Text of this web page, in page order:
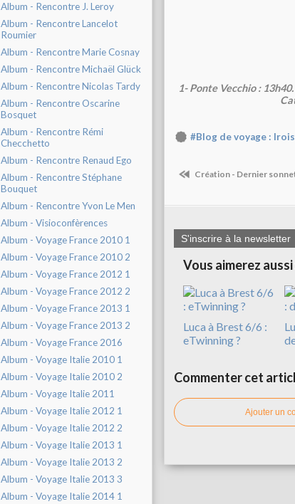
Album - Rencontre J. Leroy
Album - Rencontre Lancelot
Roumier
Album - Rencontre Marie Cosnay
Album - Rencontre Michaël Glück
Album - Rencontre Nicolas Tardy
Album - Rencontre Oscarine
Bosquet
Album - Rencontre Rémi
Checchetto
Album - Rencontre Renaud Ego
Album - Rencontre Stéphane
Bouquet
Album - Rencontre Yvon Le Men
Album - Visioconfèrences
Album - Voyage France 2010 1
Album - Voyage France 2010 2
Album - Voyage France 2012 1
Album - Voyage France 2012 2
Album - Voyage France 2013 1
Album - Voyage France 2013 2
Album - Voyage France 2016
Album - Voyage Italie 2010 1
Album - Voyage Italie 2010 2
Album - Voyage Italie 2011
Album - Voyage Italie 2012 1
Album - Voyage Italie 2012 2
Album - Voyage Italie 2013 1
Album - Voyage Italie 2013 2
Album - Voyage Italie 2013 3
Album - Voyage Italie 2014 1
1- Ponte Vecchio :
#Blog de voyage :
Création - Dernier
S'inscrire à la newsletter
Vous aimerez aussi
Luca à Brest 6/6 :
eTwinning ?
Commenter cet
Ajouter un